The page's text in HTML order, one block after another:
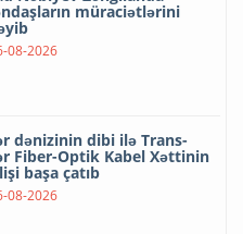
müraciətlərini
08-2026
dənizinin dibi ilə Trans-
Fiber-Optik Kabel Xəttinin
başa çatıb
08-2026